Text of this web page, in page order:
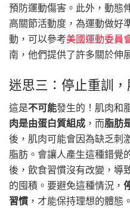
預防運動傷害。此外，動態
高關節活動度，為運動做好
動，可以參考美國運動委員
南，他們提供了許多關於伸
迷思三：停止重訓
這是不可能發生的！肌肉和
肉是由蛋白質組成 ，而脂肪
後，肌肉可能會因為缺乏刺
脂肪。會讓人產生這種錯覺
後，飲食習慣沒有改變，導
的囤積。要避免這種情況，
習慣 ，才能保持理想的體態。